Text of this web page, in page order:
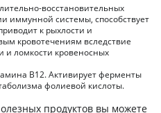
восстановительных
иммунной системы, способствует
к рыхлости и
кровотечениям вследствие
ломкости кровеносных
В12. Активирует ферменты
фолиевой кислоты.
продуктов вы можете